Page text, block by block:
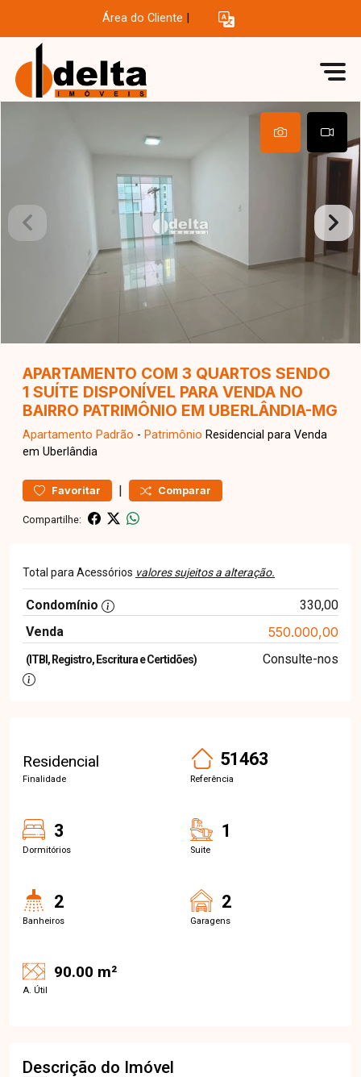
Área do Cliente
APARTAMENTO COM 3 QUARTOS SENDO
1 SUÍTE DISPONÍVEL PARA VENDA NO
BAIRRO PATRIMÔNIO EM UBERLÂNDIA-MG
Apartamento Padrão - Patrimônio Residencial para Venda
em Uberlândia
Favoritar | Comparar
Compartilhe:
Total para Acessórios valores sujeitos a alteração.
Condomínio
330,00
Venda
550.000,00
(ITBI, Registro, Escritura e Certidões) Consulte-nos
Residencial
Finalidade
51463
Referência
3
Dormitórios
1
Suite
2
Banheiros
2
Garagens
90.00 m²
A. Útil
Descrição do Imóvel